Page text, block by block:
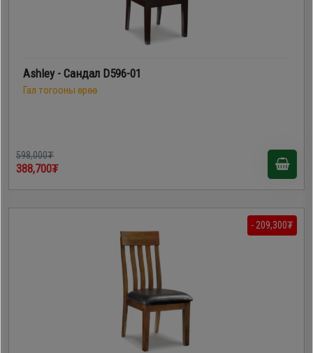
Ashley - Сандал D596-01
Гал тогооны өрөө
598,000₮
388,700₮
- 209,300₮